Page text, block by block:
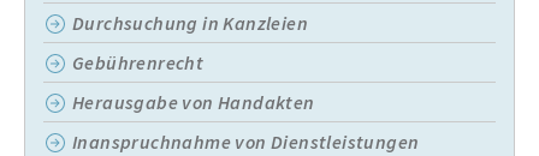
Durchsuchung in Kanzleien
Gebührenrecht
Herausgabe von Handakten
Inanspruchnahme von Dienstleistungen